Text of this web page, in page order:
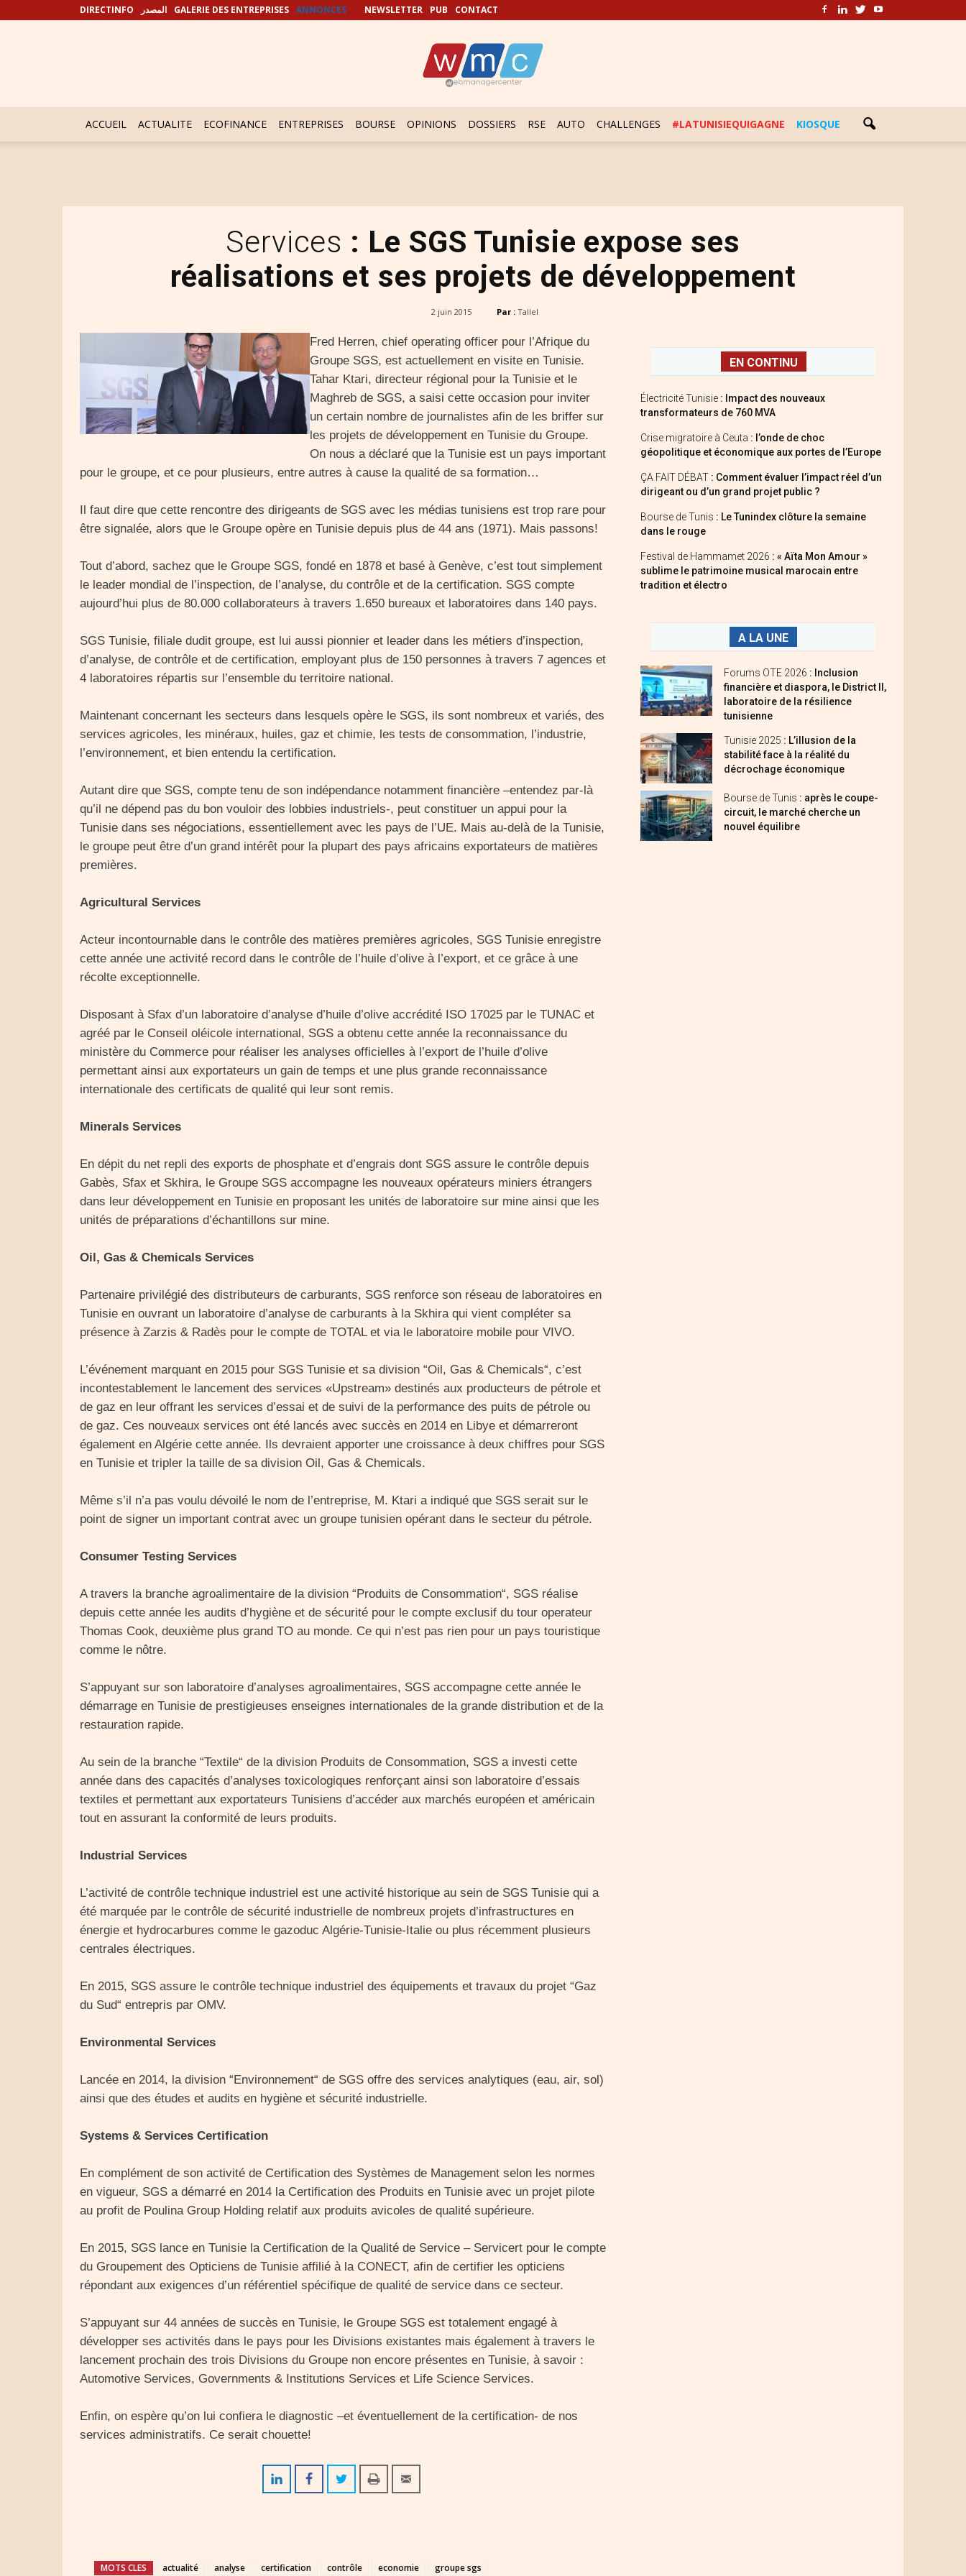
DIRECTINFO المصدر GALERIE DES ENTREPRISES ANNONCES NEWSLETTER PUB CONTACT
ACCUEIL ACTUALITE ECOFINANCE ENTREPRISES BOURSE OPINIONS DOSSIERS RSE AUTO CHALLENGES #LATUNISIEQUIGAGNE KIOSQUE
Services : Le SGS Tunisie expose ses
réalisations et ses projets de développement
2 juin 2015 Par : Tallel
Fred Herren, chief operating officer pour l’Afrique du
Groupe SGS, est actuellement en visite en Tunisie.
Tahar Ktari, directeur régional pour la Tunisie et le
Maghreb de SGS, a saisi cette occasion pour inviter
un certain nombre de journalistes afin de les briffer sur
les projets de développement en Tunisie du Groupe.
On nous a déclaré que la Tunisie est un pays important
pour le groupe, et ce pour plusieurs, entre autres à cause la qualité de sa formation…
Il faut dire que cette rencontre des dirigeants de SGS avec les médias tunisiens est trop rare pour
être signalée, alors que le Groupe opère en Tunisie depuis plus de 44 ans (1971). Mais passons!
Tout d’abord, sachez que le Groupe SGS, fondé en 1878 et basé à Genève, c’est tout simplement
le leader mondial de l’inspection, de l’analyse, du contrôle et de la certification. SGS compte
aujourd’hui plus de 80.000 collaborateurs à travers 1.650 bureaux et laboratoires dans 140 pays.
SGS Tunisie, filiale dudit groupe, est lui aussi pionnier et leader dans les métiers d’inspection,
d’analyse, de contrôle et de certification, employant plus de 150 personnes à travers 7 agences et
4 laboratoires répartis sur l’ensemble du territoire national.
Maintenant concernant les secteurs dans lesquels opère le SGS, ils sont nombreux et variés, des
services agricoles, les minéraux, huiles, gaz et chimie, les tests de consommation, l’industrie,
l’environnement, et bien entendu la certification.
Autant dire que SGS, compte tenu de son indépendance notamment financière –entendez par-là
qu’il ne dépend pas du bon vouloir des lobbies industriels-, peut constituer un appui pour la
Tunisie dans ses négociations, essentiellement avec les pays de l’UE. Mais au-delà de la Tunisie,
le groupe peut être d’un grand intérêt pour la plupart des pays africains exportateurs de matières
premières.
Agricultural Services
Acteur incontournable dans le contrôle des matières premières agricoles, SGS Tunisie enregistre
cette année une activité record dans le contrôle de l’huile d’olive à l’export, et ce grâce à une
récolte exceptionnelle.
Disposant à Sfax d’un laboratoire d’analyse d’huile d’olive accrédité ISO 17025 par le TUNAC et
agréé par le Conseil oléicole international, SGS a obtenu cette année la reconnaissance du
ministère du Commerce pour réaliser les analyses officielles à l’export de l’huile d’olive
permettant ainsi aux exportateurs un gain de temps et une plus grande reconnaissance
internationale des certificats de qualité qui leur sont remis.
Minerals Services
En dépit du net repli des exports de phosphate et d’engrais dont SGS assure le contrôle depuis
Gabès, Sfax et Skhira, le Groupe SGS accompagne les nouveaux opérateurs miniers étrangers
dans leur développement en Tunisie en proposant les unités de laboratoire sur mine ainsi que les
unités de préparations d’échantillons sur mine.
Oil, Gas & Chemicals Services
Partenaire privilégié des distributeurs de carburants, SGS renforce son réseau de laboratoires en
Tunisie en ouvrant un laboratoire d’analyse de carburants à la Skhira qui vient compléter sa
présence à Zarzis & Radès pour le compte de TOTAL et via le laboratoire mobile pour VIVO.
L’événement marquant en 2015 pour SGS Tunisie et sa division “Oil, Gas & Chemicals“, c’est
incontestablement le lancement des services «Upstream» destinés aux producteurs de pétrole et
de gaz en leur offrant les services d’essai et de suivi de la performance des puits de pétrole ou
de gaz. Ces nouveaux services ont été lancés avec succès en 2014 en Libye et démarreront
également en Algérie cette année. Ils devraient apporter une croissance à deux chiffres pour SGS
en Tunisie et tripler la taille de sa division Oil, Gas & Chemicals.
Même s’il n’a pas voulu dévoilé le nom de l’entreprise, M. Ktari a indiqué que SGS serait sur le
point de signer un important contrat avec un groupe tunisien opérant dans le secteur du pétrole.
Consumer Testing Services
A travers la branche agroalimentaire de la division “Produits de Consommation“, SGS réalise
depuis cette année les audits d’hygiène et de sécurité pour le compte exclusif du tour operateur
Thomas Cook, deuxième plus grand TO au monde. Ce qui n’est pas rien pour un pays touristique
comme le nôtre.
S’appuyant sur son laboratoire d’analyses agroalimentaires, SGS accompagne cette année le
démarrage en Tunisie de prestigieuses enseignes internationales de la grande distribution et de la
restauration rapide.
Au sein de la branche “Textile“ de la division Produits de Consommation, SGS a investi cette
année dans des capacités d’analyses toxicologiques renforçant ainsi son laboratoire d’essais
textiles et permettant aux exportateurs Tunisiens d’accéder aux marchés européen et américain
tout en assurant la conformité de leurs produits.
Industrial Services
L’activité de contrôle technique industriel est une activité historique au sein de SGS Tunisie qui a
été marquée par le contrôle de sécurité industrielle de nombreux projets d’infrastructures en
énergie et hydrocarbures comme le gazoduc Algérie-Tunisie-Italie ou plus récemment plusieurs
centrales électriques.
En 2015, SGS assure le contrôle technique industriel des équipements et travaux du projet “Gaz
du Sud“ entrepris par OMV.
Environmental Services
Lancée en 2014, la division “Environnement“ de SGS offre des services analytiques (eau, air, sol)
ainsi que des études et audits en hygiène et sécurité industrielle.
Systems & Services Certification
En complément de son activité de Certification des Systèmes de Management selon les normes
en vigueur, SGS a démarré en 2014 la Certification des Produits en Tunisie avec un projet pilote
au profit de Poulina Group Holding relatif aux produits avicoles de qualité supérieure.
En 2015, SGS lance en Tunisie la Certification de la Qualité de Service – Servicert pour le compte
du Groupement des Opticiens de Tunisie affilié à la CONECT, afin de certifier les opticiens
répondant aux exigences d’un référentiel spécifique de qualité de service dans ce secteur.
S’appuyant sur 44 années de succès en Tunisie, le Groupe SGS est totalement engagé à
développer ses activités dans le pays pour les Divisions existantes mais également à travers le
lancement prochain des trois Divisions du Groupe non encore présentes en Tunisie, à savoir :
Automotive Services, Governments & Institutions Services et Life Science Services.
Enfin, on espère qu’on lui confiera le diagnostic –et éventuellement de la certification- de nos
services administratifs. Ce serait chouette!
MOTS CLES actualité analyse certification contrôle economie groupe sgs
EN CONTINU
Électricité Tunisie : Impact des nouveaux
transformateurs de 760 MVA
Crise migratoire à Ceuta : l’onde de choc
géopolitique et économique aux portes de l’Europe
ÇA FAIT DÉBAT : Comment évaluer l’impact réel d’un
dirigeant ou d’un grand projet public ?
Bourse de Tunis : Le Tunindex clôture la semaine
dans le rouge
Festival de Hammamet 2026 : « Aïta Mon Amour »
sublime le patrimoine musical marocain entre
tradition et électro
A LA UNE
Forums OTE 2026 : Inclusion
financière et diaspora, le District II,
laboratoire de la résilience
tunisienne
Tunisie 2025 : L’illusion de la
stabilité face à la réalité du
décrochage économique
Bourse de Tunis : après le coupe-
circuit, le marché cherche un
nouvel équilibre